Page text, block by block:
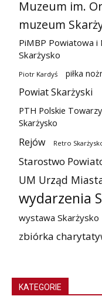
Muzeum im.
muzeum
PiMBP Powiatowa i
Skarżysko
Piotr Kardyś piłka
Powiat Skarżyski
PTH Polskie
Skarżysko
Rejów Retro
Starostwo
UM Urząd
wydarzenia
wystawa Skarżysko
zbiórka
KATEGORIE